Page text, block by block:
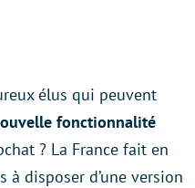
élus qui peuvent
fonctionnalité
? La France fait en
disposer d’une version